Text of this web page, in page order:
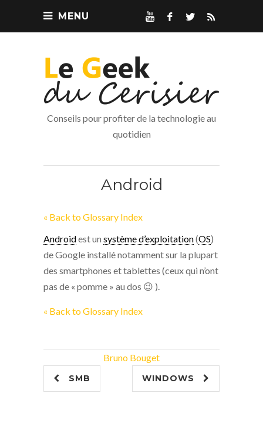
MENU
Conseils pour profiter de la technologie au
quotidien
Android
« Back to Glossary Index
Androidest un système d’exploitation(OS)
de Google installé notamment sur la plupart
des smartphones et tablettes (ceux qui n’ont
pas de « pomme » au dos 😉 ).
« Back to Glossary Index
Bruno Bouget
SMB WINDOWS